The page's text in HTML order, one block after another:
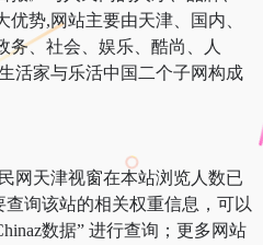
势,网站主要由天津、国内、
务、社会、娱乐、酷尚、人
活家与乐活中国二个子网构成
网天津视窗在本站浏览人数已
查询该站的相关权重信息，可以
数据” 进行查询；更多网站